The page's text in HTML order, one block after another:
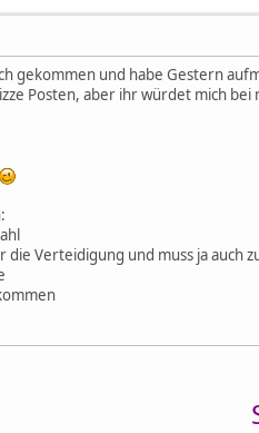
gekommen und habe Gestern
Posten, aber ihr würdet mich
die Verteidigung und muss ja auch